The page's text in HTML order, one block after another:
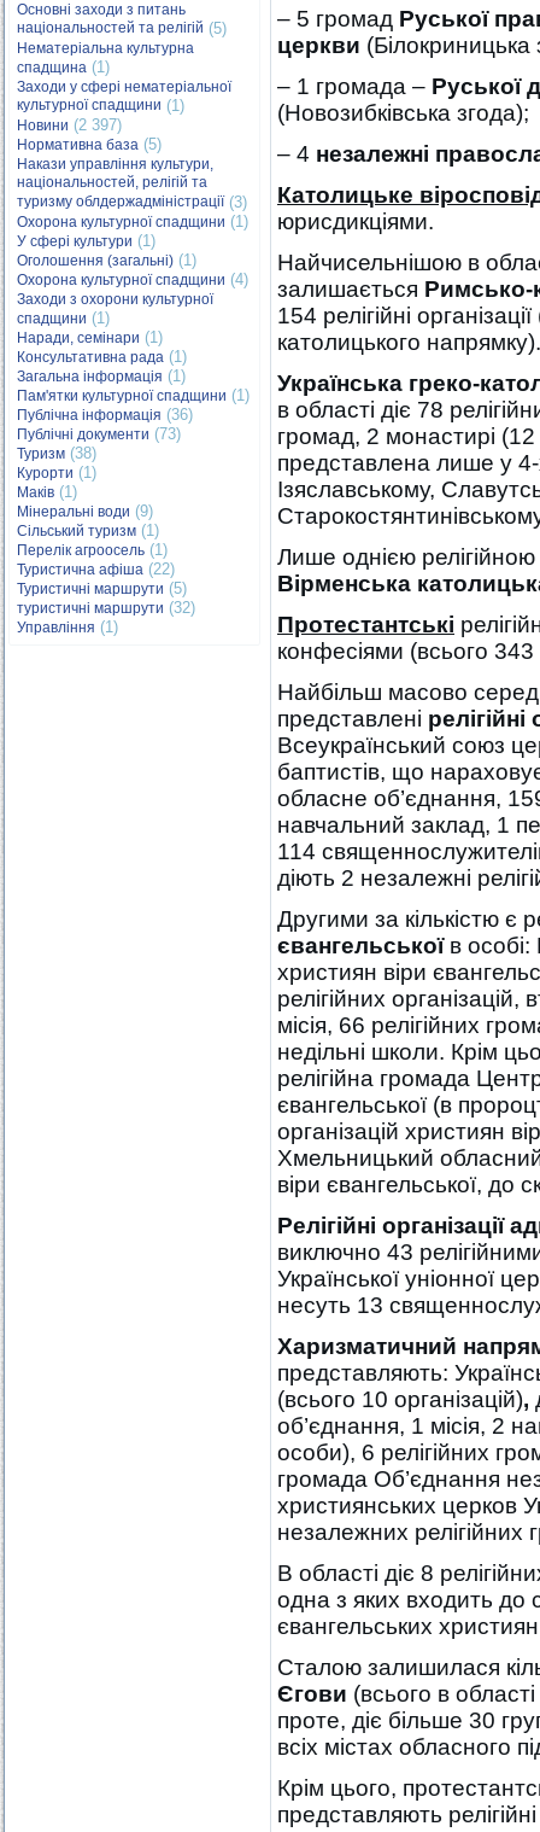
Основні заходи з питань
національностей та релігій (5)
Нематеріальна культурна
спадщина (1)
Заходи у сфері нематеріальної
культурної спадщини (1)
Новини (2 397)
Нормативна база (5)
Накази управління культури,
національностей, релігій та
туризму облдержадміністрації(3)
Охорона культурної спадщини (1)
У сфері культури (1)
Оголошення (загальні) (1)
Охорона культурної спадщини (4)
Заходи з охорони культурної
спадщини (1)
Наради, семінари (1)
Консультативна рада (1)
Загальна інформація (1)
Пам'ятки культурної спадщини (1)
Публічна інформація (36)
Публічні документи (73)
Туризм (38)
Курорти (1)
Маків (1)
Мінеральні води (9)
Сільський туризм (1)
Перелік агроосель (1)
Туристична афіша (22)
Туристичні маршрути (5)
туристичні маршрути (32)
Управління (1)
– 5 громад Руської
церкви (Білокриницька
– 1 громада – Руської
(Новозибківська згода);
– 4 незалежні
Католицьке
юрисдикціями.
Найчисельнішою в
залишається Римсько-
154 релігійні
католицького напрямку).
Українська греко-
в області діє 78
громад, 2 монастирі
представлена лише у 4-
Ізяславському,
Лише однією
Вірменська
Протестантські
конфесіями (всього 343
Найбільш масово серед
представлені релігійні
Всеукраїнський союз
баптистів, що
обласне об’єднання,
навчальний заклад, 1
114
діють 2 незалежні
Другими за кількістю є
євангельської в
християн віри
релігійних
місія, 66 релігійних
недільні школи. Крім
релігійна громада
євангельської (в
організацій християн
Хмельницький
віри євангельської, до
Релігійні організації
виключно 43
Української уніонної
несуть 13
Харизматичний
представляють:
(всього 10 організацій),
об’єднання, 1 місія, 2
особи), 6 релігійних
громада Об’єднання
християнських церков
незалежних релігійних
В області діє 8
одна з яких входить до
євангельських
Сталою залишилася
Єгови (всього в
проте, діє більше 30
всіх містах обласного
Крім цього,
представляють